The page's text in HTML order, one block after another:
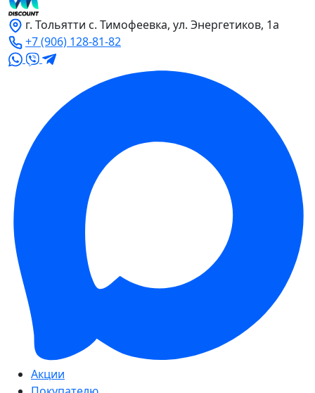
г. Тольятти с. Тимофеевка, ул. Энергетиков, 1а
+7 (906) 128-81-82
Акции